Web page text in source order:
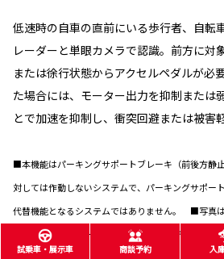
低速時の自車の直前にいる歩行者、自転
レーダーと単眼カメラで認識。前方に対
または徐行状態からアクセルペダルが必
た場合には、モーター出力を抑制または
とで加速を抑制し、衝突回避または被害
■本機能はパーキングサポートブレーキ（前後方静
対しては作動しないシステムで、パーキングサポー
代替機能となるシステムではありません。 ■写真
のカメラ・レーダーの検知範囲はイメージです。
試乗車・展示車 商談予約 入